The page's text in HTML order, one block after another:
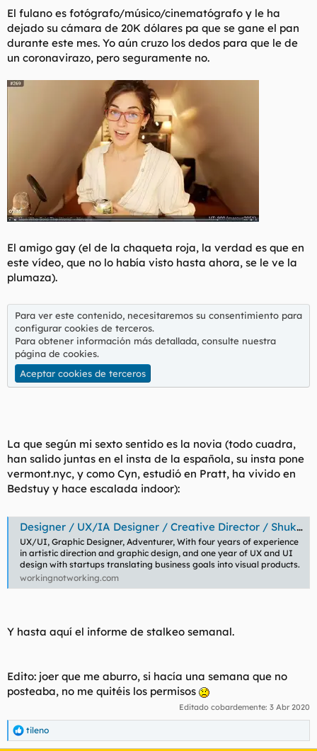
El fulano es fotógrafo/músico/cinematógrafo y le ha
dejado su cámara de 20K dólares pa que se gane el pan
durante este mes. Yo aún cruzo los dedos para que le de
un coronavirazo, pero seguramente no.
El amigo gay (el de la chaqueta roja, la verdad es que en
este vídeo, que no lo había visto hasta ahora, se le ve la
plumaza).
Para ver este contenido, necesitaremos su consentimiento para
configurar cookies de terceros.
Para obtener información más detallada, consulte nuestra
página de cookies.
Aceptar cookies de terceros
La que según mi sexto sentido es la novia (todo cuadra,
han salido juntas en el insta de la española, su insta pone
vermont.nyc, y como Cyn, estudió en Pratt, ha vivido en
Bedstuy y hace escalada indoor):
Designer / UX/IA Designer / Creative Director / Shuk-yee Poon – Working Not Working
UX/UI, Graphic Designer, Adventurer, With four years of experience
in artistic direction and graphic design, and one year of UX and UI
design with startups translating business goals into visual products.
workingnotworking.com
Y hasta aquí el informe de stalkeo semanal.
Edito: joer que me aburro, si hacía una semana que no
posteaba, no me quitéis los permisos
Editado cobardemente: 3 Abr 2020
R
e
tileno